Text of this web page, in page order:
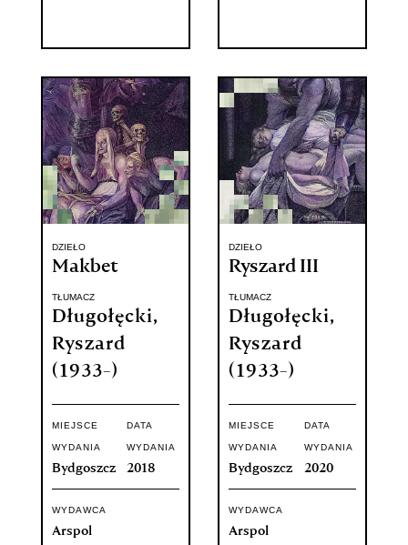
DZIEŁO
Makbet
TŁUMACZ
Długołęcki,
Ryszard
(1933-)
MIEJSCE
WYDANIA
Bydgoszcz
DATA
WYDANIA
2018
WYDAWCA
Arspol
DZIEŁO
Ryszard III
TŁUMACZ
Długołęcki,
Ryszard
(1933-)
MIEJSCE
WYDANIA
Bydgoszcz
DATA
WYDANIA
2020
WYDAWCA
Arspol